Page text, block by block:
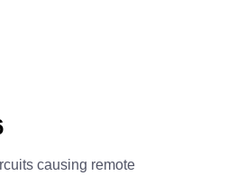
causing remote